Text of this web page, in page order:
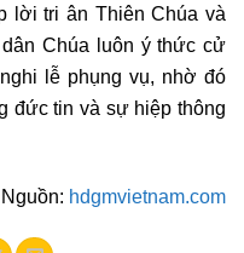
lời tri ân Thiên Chúa và
Chúa luôn ý thức cử
lễ phụng vụ, nhờ đó
đức tin và sự hiệp thông
Nguồn: hdgmvietnam.com